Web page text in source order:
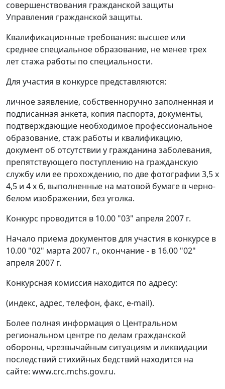
совершенствования гражданской защиты
Управления гражданской защиты.
Квалификационные требования: высшее или
среднее специальное образование, не менее трех
лет стажа работы по специальности.
Для участия в конкурсе представляются:
личное заявление, собственноручно заполненная и
подписанная анкета, копия паспорта, документы,
подтверждающие необходимое профессиональное
образование, стаж работы и квалификацию,
документ об отсутствии у гражданина заболевания,
препятствующего поступлению на гражданскую
службу или ее прохождению, по две фотографии 3,5 х
4,5 и 4 х 6, выполненные на матовой бумаге в черно-
белом изображении, без уголка.
Конкурс проводится в 10.00 "03" апреля 2007 г.
Начало приема документов для участия в конкурсе в
10.00 "02" марта 2007 г., окончание - в 16.00 "02"
апреля 2007 г.
Конкурсная комиссия находится по адресу:
(индекс, адрес, телефон, факс, e-mail).
Более полная информация о Центральном
региональном центре по делам гражданской
обороны, чрезвычайным ситуациям и ликвидации
последствий стихийных бедствий находится на
сайте: www.crc.mchs.gov.ru.